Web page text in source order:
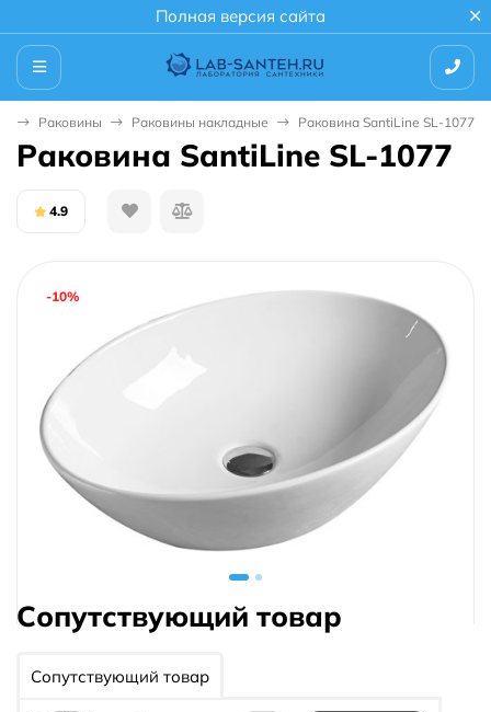
Полная версия сайта
Раковины Раковины накладные Раковина SantiLine SL-1077
Раковина SantiLine SL-1077
4.9
-10%
Сопутствующий товар
Сопутствующий товар